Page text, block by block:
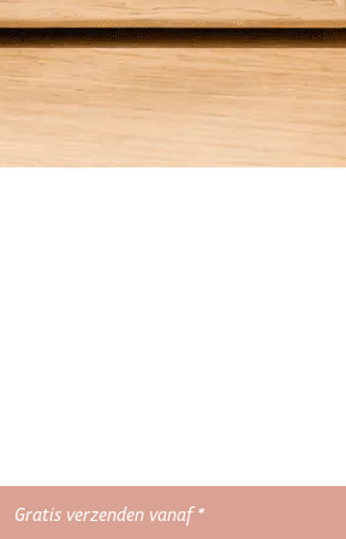
Gratis verzenden vanaf *